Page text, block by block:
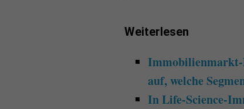
Weiterlesen
auf, welche
In Life-Science-